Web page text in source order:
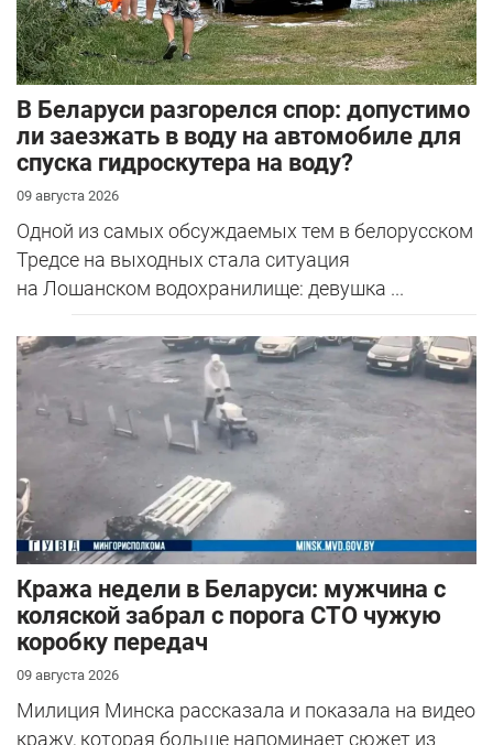
В Беларуси разгорелся спор: допустимо
ли заезжать в воду на автомобиле для
спуска гидроскутера на воду?
09 августа 2026
Одной из самых обсуждаемых тем в белорусском
Тредсе на выходных стала ситуация
на Лошанском водохранилище: девушка ...
Кража недели в Беларуси: мужчина с
коляской забрал с порога СТО чужую
коробку передач
09 августа 2026
Милиция Минска рассказала и показала на видео
кражу, которая больше напоминает сюжет из